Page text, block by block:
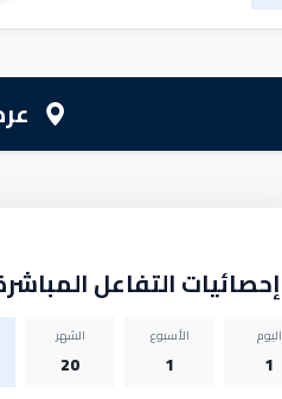
إحصائيات التفاعل
اليوم
1
الأسبوع
1
الشهر
20